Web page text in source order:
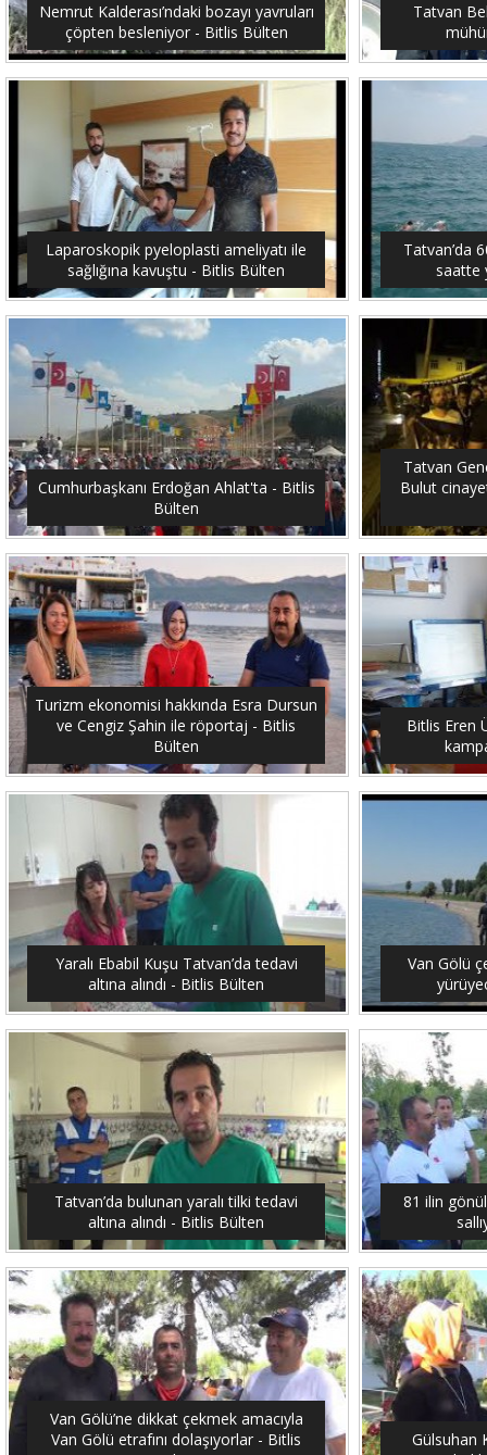
Nemrut Kalderası’ndaki bozayı yavruları
çöpten besleniyor - Bitlis Bülten
Tatvan
Laparoskopik pyeloplasti ameliyatı ile
sağlığına kavuştu - Bitlis Bülten
Tatvan’da
saatte
Cumhurbaşkanı Erdoğan Ahlat'ta - Bitlis
Bülten
Tatvan
Bulut
Turizm ekonomisi hakkında Esra Dursun
ve Cengiz Şahin ile röportaj - Bitlis
Bülten
Bitlis Eren
Yaralı Ebabil Kuşu Tatvan’da tedavi
altına alındı - Bitlis Bülten
Van Gölü
Tatvan’da bulunan yaralı tilki tedavi
altına alındı - Bitlis Bülten
81 ilin
Van Gölü’ne dikkat çekmek amacıyla
Van Gölü etrafını dolaşıyorlar - Bitlis
Gülsuhan